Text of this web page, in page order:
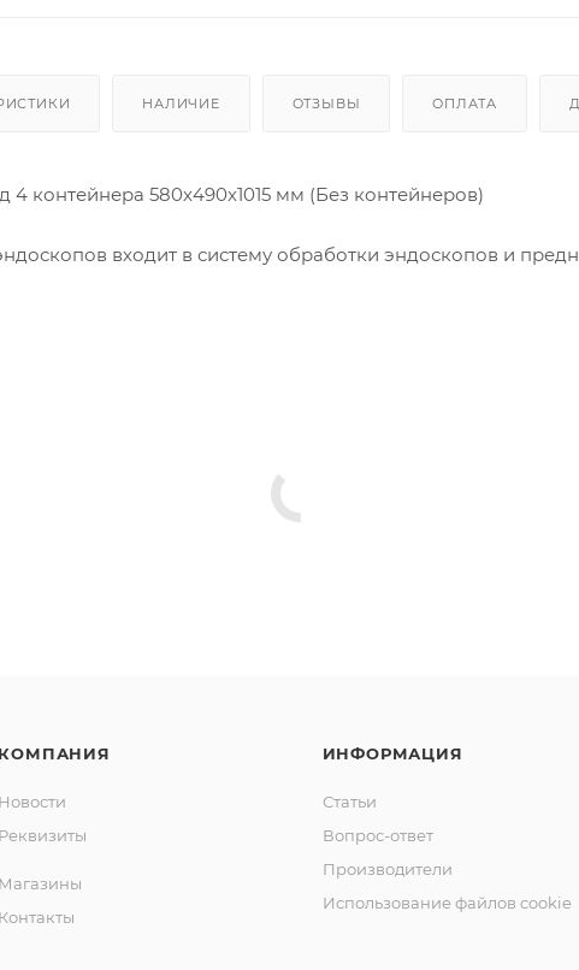
НАЛИЧИЕ ОТЗЫВЫ ОПЛАТА
4 контейнера 580х490х1015 мм (Без контейнеров)
входит в систему обработки эндоскопов и
8 кг.
КОМПАНИЯ
Новости
Реквизиты
Магазины
Контакты
ИНФОРМАЦИЯ
Статьи
Вопрос-ответ
Производители
Использование файлов cookie